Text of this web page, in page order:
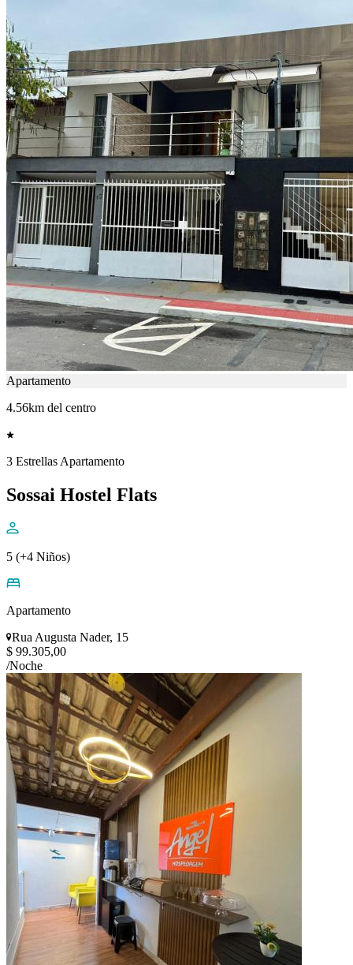
Apartamento
4.56km del centro
3 Estrellas Apartamento
Sossai Hostel Flats
5 (+4 Niños)
Apartamento
Rua Augusta Nader, 15
$ 99.305,00
/Noche